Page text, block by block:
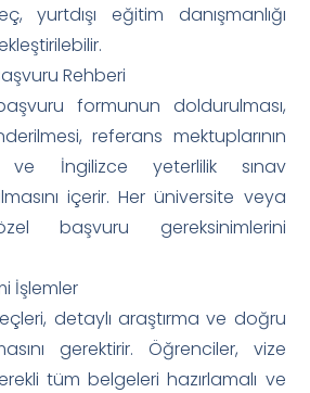
yurtdışı eğitim danışmanlığı
Rehberi
formunun doldurulması,
referans mektuplarının
İngilizce yeterlilik sınav
içerir. Her üniversite veya
başvuru gereksinimlerini
İşlemler
detaylı araştırma ve doğru
gerektirir. Öğrenciler, vize
tüm belgeleri hazırlamalı ve